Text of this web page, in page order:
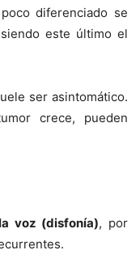
diferenciado se
este último el
ser asintomático.
crece, pueden
voz (disfonía), por